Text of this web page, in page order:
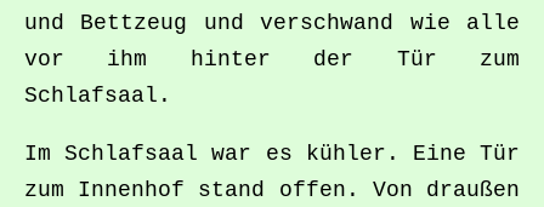
und Bettzeug und verschwand wie alle
vor ihm hinter der Tür zum
Schlafsaal.
Im Schlafsaal war es kühler. Eine Tür
zum Innenhof stand offen. Von draußen